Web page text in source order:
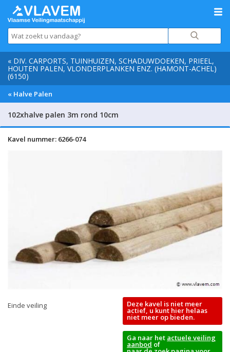
« DIV. CARPORTS, TUINHUIZEN, SCHADUWDOEKEN, PRIEEL,
HOUTEN PALEN, VLONDERPLANKEN ENZ. (HAMONT-ACHEL)
(6150)
« Halve Palen
102xhalve palen 3m rond 10cm
Kavel nummer: 6266-074
Einde veiling Deze kavel is niet meer
actief, u kunt hier helaas
niet meer op bieden.
Ga naar het actuele veiling
aanbod of